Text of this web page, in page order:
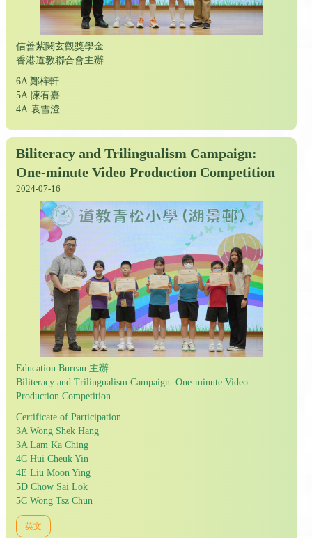
信善紫闕玄觀獎學金
香港道教聯合會主辦
6A 鄭梓軒
5A 陳宥嘉
4A 袁雪澄
Biliteracy and Trilingualism Campaign:
One-minute Video Production Competition
2024-07-16
Education Bureau 主辦
Biliteracy and Trilingualism Campaign: One-minute Video
Production Competition
Certificate of Participation
3A Wong Shek Hang
3A Lam Ka Ching
4C Hui Cheuk Yin
4E Liu Moon Ying
5D Chow Sai Lok
5C Wong Tsz Chun
英文